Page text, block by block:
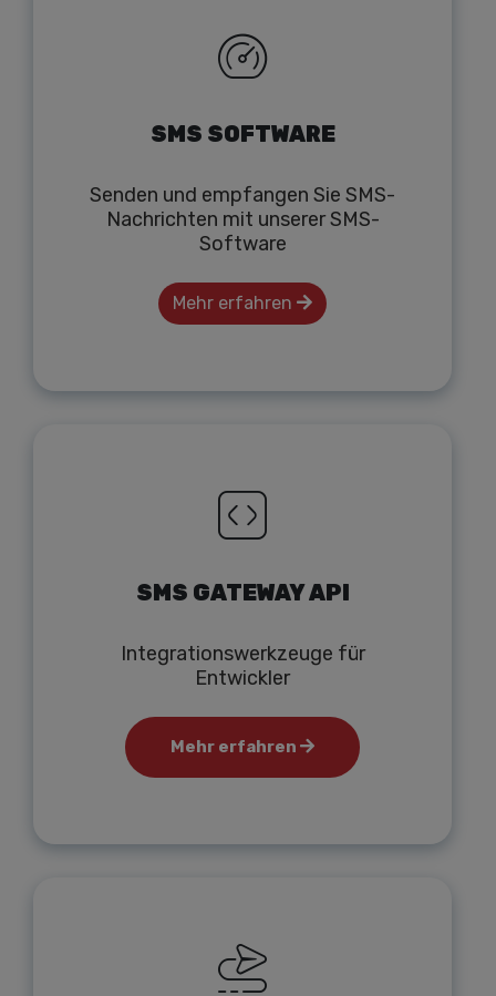
SMS SOFTWARE
Senden und empfangen Sie SMS-
Nachrichten mit unserer SMS-
Software
Mehr erfahren
SMS GATEWAY API
Integrationswerkzeuge für
Entwickler
Mehr erfahren